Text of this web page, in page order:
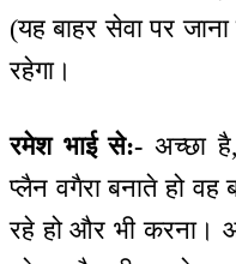
(यह बाहर सेवा पर
रहेगा।
रमेश भाई से:- अच्छा
प्लैन वगैरा बनाते हो वह
रहे हो और भी करना।